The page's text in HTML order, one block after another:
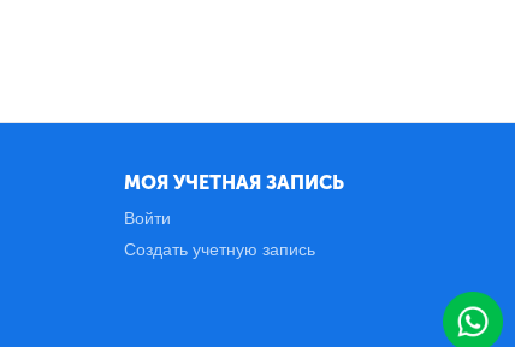
МОЯ УЧЕТНАЯ ЗАПИСЬ
Войти
Создать учетную запись